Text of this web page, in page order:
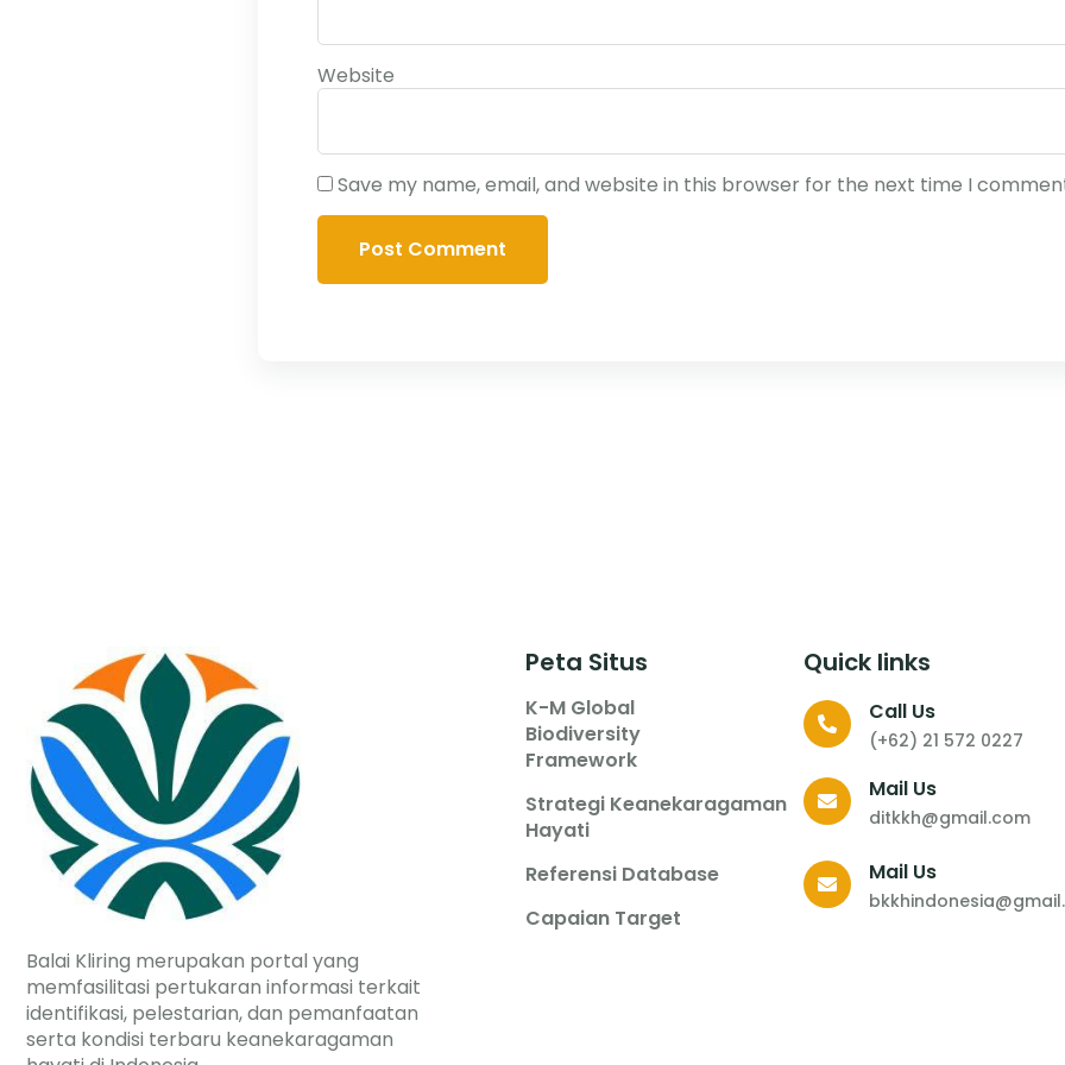
Website
Save my name, email, and website in this browser for the next time I
Balai Kliring merupakan portal yang
memfasilitasi pertukaran informasi terkait
identifikasi, pelestarian, dan pemanfaatan
serta kondisi terbaru keanekaragaman
Peta Situs
K-M Global
Biodiversity
Framework
Strategi Keanekaragaman
Hayati
Referensi Database
Capaian Target
Quick links
Call Us
(+62) 21 572 0227
Mail Us
ditkkh@gmail.com
Mail Us